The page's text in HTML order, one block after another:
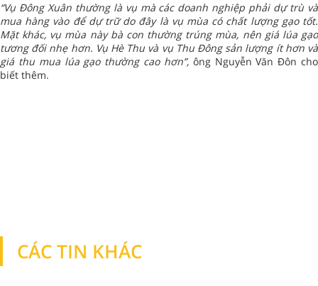
“Vụ Đông Xuân thường là vụ mà các doanh nghiệp phải dự trù và
mua hàng vào để dự trữ do đây là vụ mùa có chất lượng gạo tốt.
Mặt khác, vụ mùa này bà con thường trúng mùa, nên giá lúa gạo
tương đối nhẹ hơn. Vụ Hè Thu và vụ Thu Đông sản lượng ít hơn và
giá thu mua lúa gạo thường cao hơn”,ông Nguyễn Văn Đôn cho
biết thêm.
CÁC TIN KHÁC